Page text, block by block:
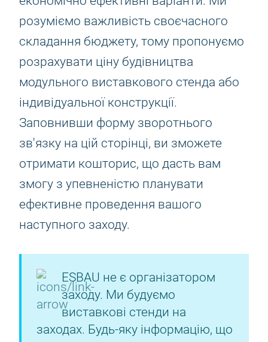
розуміємо важливість своєчасного
складання бюджету, тому пропонуємо
розрахувати ціну будівництва
модульного виставкового стенда або
індивідуальної конструкції.
Заповнивши форму зворотнього
зв'язку на цій сторінці, ви зможете
отримати кошторис, що дасть вам
змогу з упевненістю планувати
ефективне проведення вашого
наступного заходу.
ESBAU не є організатором
заходу. Ми будуємо
виставкові стенди на
заходах. Будь-яку інформацію, що